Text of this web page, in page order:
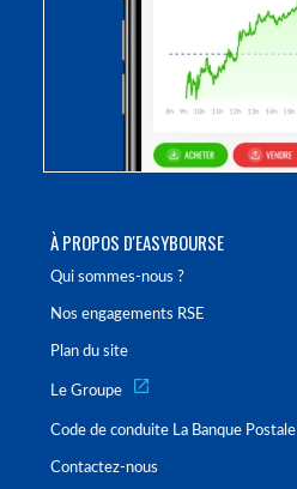
À PROPOS D'EASYBOURSE
Qui sommes-nous ?
Nos engagements RSE
Plan du site
Le Groupe
Code de conduite La Banque Postale
Contactez-nous